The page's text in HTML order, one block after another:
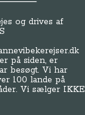
og drives af
på siden, er
besøgt. Vi har
100 lande på
Vi sælger IKKE